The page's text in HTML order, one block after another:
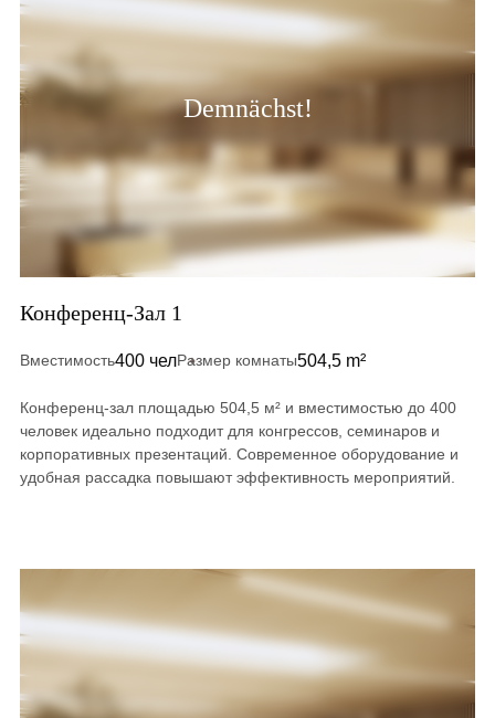
Demnächst!
Конференц-Зал 1
Вместимость400 челРазмер комнаты504,5 m²
Конференц-зал площадью 504,5 м² и вместимостью до 400
человек идеально подходит для конгрессов, семинаров и
корпоративных презентаций. Современное оборудование и
удобная рассадка повышают эффективность мероприятий.